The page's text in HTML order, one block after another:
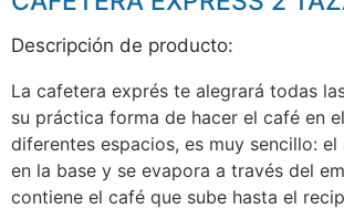
Descripción de producto:
La cafetera exprés te alegrará todas
su práctica forma de hacer el café en
diferentes espacios, es muy sencillo: el
en la base y se evapora a través del
contiene el café que sube hasta el